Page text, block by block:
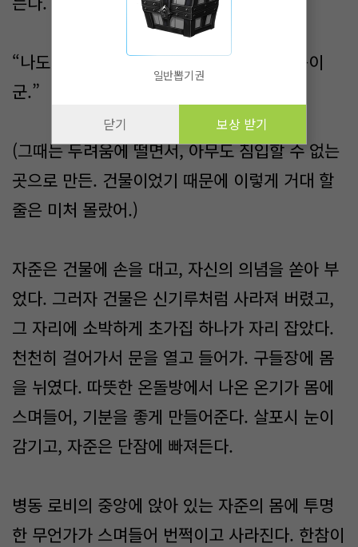
“나도… 실제로 밖에서 본 것은 이번이 처음이
군.”
(그때는 두려움에 떨면서, 아무도 침입할 수 없는
곳으로 만든. 건물이었기 때문에 이렇게 거대 할
줄은 미처 몰랐어.)
자준은 건물에 손을 대고, 자신의 의념을 쏟아 부
었다. 그러자 건물은 신기루처럼 사라져 버렸고,
그 자리에 소박하게 초가집 하나가 자리 잡았다.
천천히 걸어가서 문을 열고 들어가. 구들장에 몸
을 뉘였다. 따뜻한 온돌방에서 나온 온기가 몸에
스며들어, 기분을 좋게 만들어준다. 살포시 눈이
감기고, 자준은 단잠에 빠져든다.
병동 로비의 중앙에 앉아 있는 자준의 몸에 투명
한 무언가가 스며들어 번쩍이고 사라진다. 한참이
일반뽑기권
닫기 보상 받기